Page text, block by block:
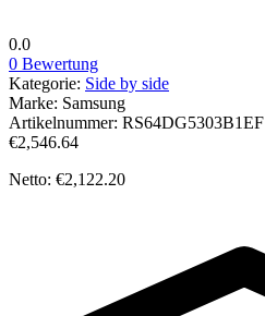
0.0
0 Bewertung
Kategorie: Side by side
Marke: Samsung
Artikelnummer: RS64DG5303B1EF
€2,546.64
Netto: €2,122.20